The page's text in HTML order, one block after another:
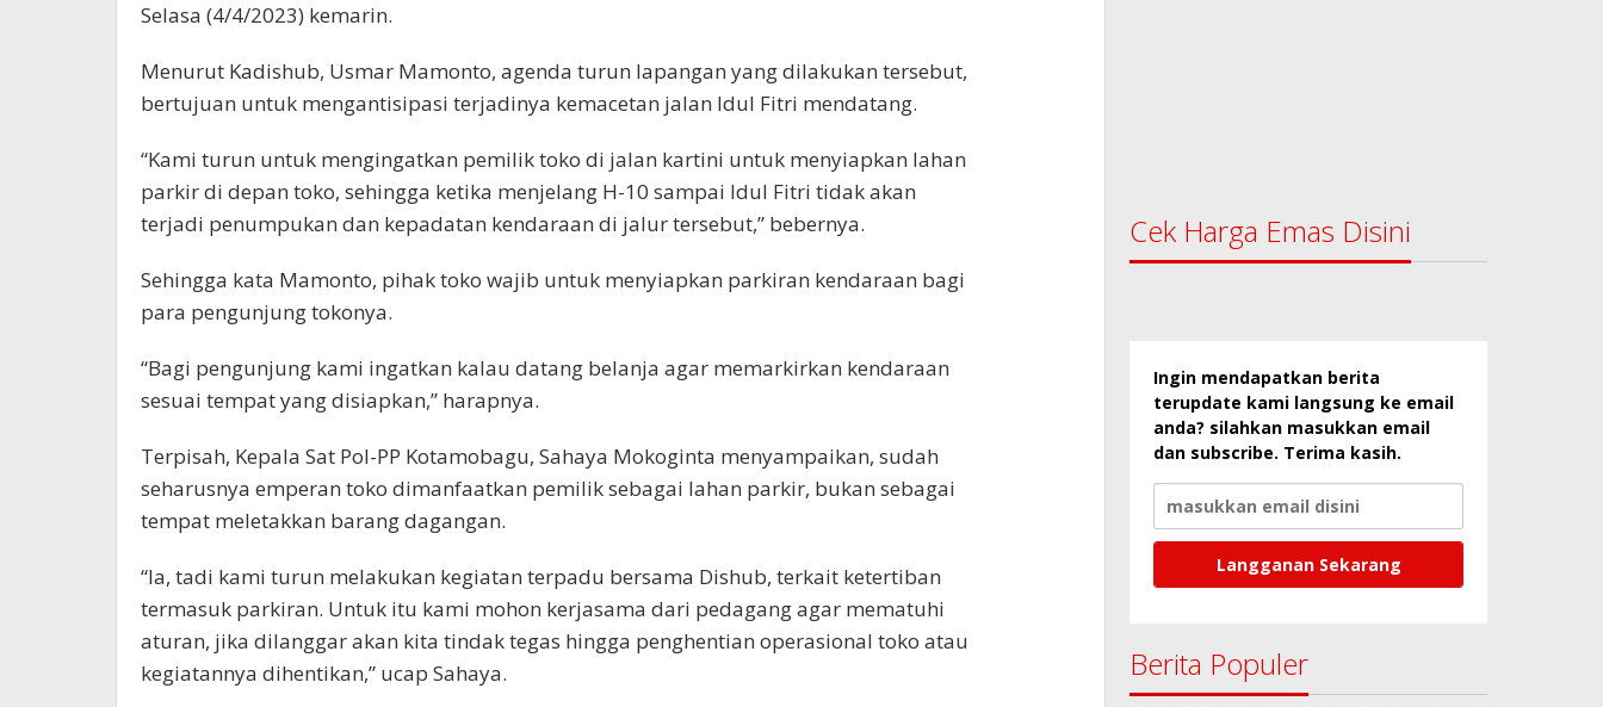
Selasa (4/4/2023) kemarin.
Menurut Kadishub, Usmar Mamonto, agenda turun lapangan yang dilakukan tersebut,
bertujuan untuk mengantisipasi terjadinya kemacetan jalan Idul Fitri mendatang.
“Kami turun untuk mengingatkan pemilik toko di jalan kartini untuk menyiapkan lahan
parkir di depan toko, sehingga ketika menjelang H-10 sampai Idul Fitri tidak akan
terjadi penumpukan dan kepadatan kendaraan di jalur tersebut,” bebernya.
Sehingga kata Mamonto, pihak toko wajib untuk menyiapkan parkiran kendaraan bagi
para pengunjung tokonya.
“Bagi pengunjung kami ingatkan kalau datang belanja agar memarkirkan kendaraan
sesuai tempat yang disiapkan,” harapnya.
Terpisah, Kepala Sat Pol-PP Kotamobagu, Sahaya Mokoginta menyampaikan, sudah
seharusnya emperan toko dimanfaatkan pemilik sebagai lahan parkir, bukan sebagai
tempat meletakkan barang dagangan.
“Ia, tadi kami turun melakukan kegiatan terpadu bersama Dishub, terkait ketertiban
termasuk parkiran. Untuk itu kami mohon kerjasama dari pedagang agar mematuhi
aturan, jika dilanggar akan kita tindak tegas hingga penghentian operasional toko atau
kegiatannya dihentikan,” ucap Sahaya.
Cek Harga Emas Disini
Ingin mendapatkan berita
terupdate kami langsung ke email
anda? silahkan masukkan email
dan subscribe. Terima kasih.
Berita Populer